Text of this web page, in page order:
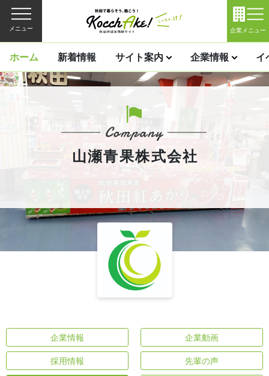
メニュー 企業メニュー
ホーム 新着情報 サイト案内 企業情報 イ
山瀬青果株式会社
企業情報 企業動画
採用情報 先輩の声